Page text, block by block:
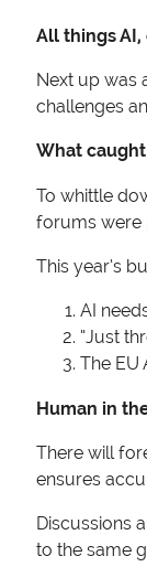
All things
Next up was
challenges
What
To whittle
forums were
This year’s
AI
“Just
The EU
Human in
There will
ensures
Discussions
to the same